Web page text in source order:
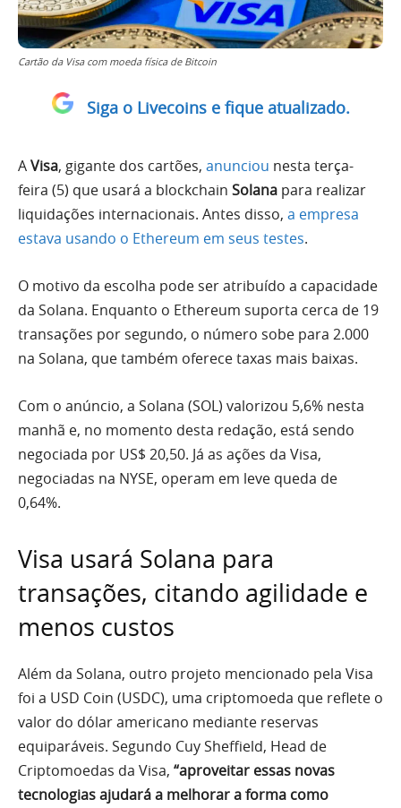
Cartão da Visa com moeda física de Bitcoin
Siga o Livecoins e fique atualizado.
AVisa, gigante dos cartões, anunciou nesta terça-
feira (5) que usará a blockchain Solana para realizar
liquidações internacionais. Antes disso, a empresa
estava usando o Ethereum em seus testes.
O motivo da escolha pode ser atribuído a capacidade
da Solana. Enquanto o Ethereum suporta cerca de 19
transações por segundo, o número sobe para 2.000
na Solana, que também oferece taxas mais baixas.
Com o anúncio, a Solana (SOL) valorizou 5,6% nesta
manhã e, no momento desta redação, está sendo
negociada por US$ 20,50. Já as ações da Visa,
negociadas na NYSE, operam em leve queda de
0,64%.
Visa usará Solana para
transações, citando agilidade e
menos custos
Além da Solana, outro projeto mencionado pela Visa
foi a USD Coin (USDC), uma criptomoeda que reflete o
valor do dólar americano mediante reservas
equiparáveis. Segundo Cuy Sheffield, Head de
Criptomoedas da Visa, “aproveitar essas novas
tecnologias ajudará a melhorar a forma como